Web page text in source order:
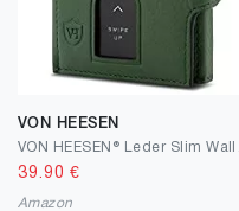
VON HEESEN
39.90 €
Amazon